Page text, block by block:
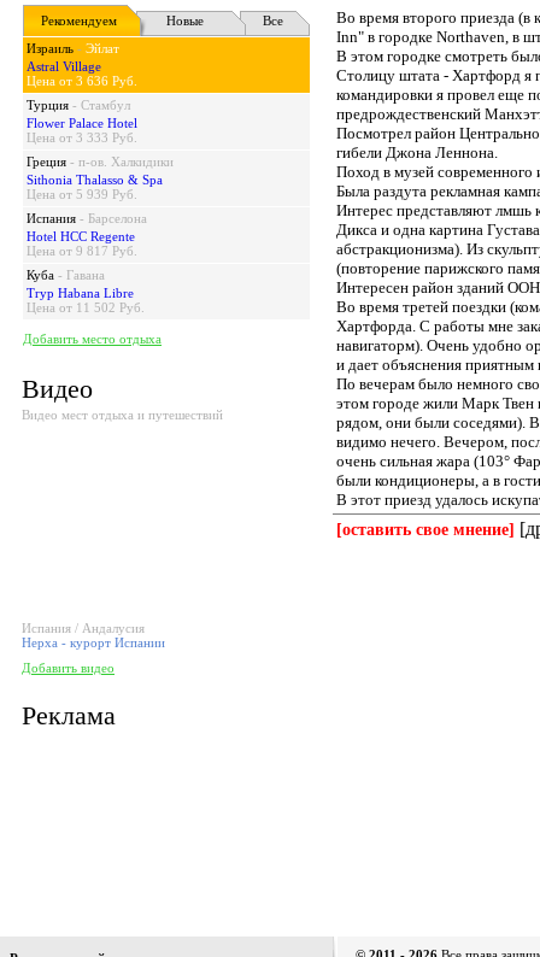
Рекомендуем
Новые
Все
Израиль - Эйлат
Astral Village
Цена от 3 636 Руб.
Турция - Стамбул
Flower Palace Hotel
Цена от 3 333 Руб.
Греция - п-ов. Халкидики
Sithonia Thalasso & Spa
Цена от 5 939 Руб.
Испания - Барселона
Hotel HCC Regente
Цена от 9 817 Руб.
Куба - Гавана
Tryp Habana Libre
Цена от 11 502 Руб.
Добавить место отдыха
Видео
Видео мест отдыха и путешествий
Испания / Андалусия
Нерха - курорт Испании
Добавить видео
Реклама
Во время второго приезда (в
Inn" в городке Northaven, в
В этом городке смотреть
Столицу штата - Хартфорд я
командировки я провел еще
предрождественский
Посмотрел район
гибели Джона Леннона.
Поход в музей современного
Была раздута рекламная
Интерес представляют лмшь
Дикса и одна картина
абстракционизма). Из
(повторение парижского
Интересен район зданий
Во время третей поездки
Хартфорда. С работы мне
навигаторм). Очень удобно
и дает объяснения приятным
По вечерам было немного
этом городе жили Марк
рядом, они были соседями).
видимо нечего. Вечером,
очень сильная жара (103°
были кондиционеры, а в
В этот приезд удалось
[оставить свое мнение]